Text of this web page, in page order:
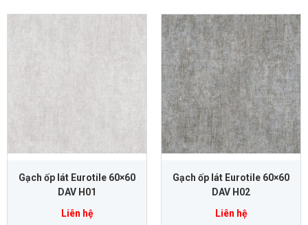
Gạch ốp lát Eurotile 60×60
DAV H01
Liên hệ
Gạch ốp lát Eurotile 60×60
DAV H02
Liên hệ